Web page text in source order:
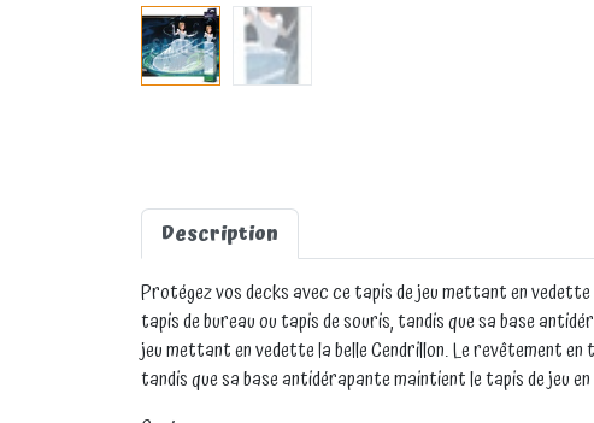
Description
Protégez vos decks avec ce tapis de jeu mettant en
tapis de bureau ou tapis de souris, tandis que sa base
jeu mettant en vedette la belle Cendrillon. Le revêtement
tandis que sa base antidérapante maintient le tapis de jeu